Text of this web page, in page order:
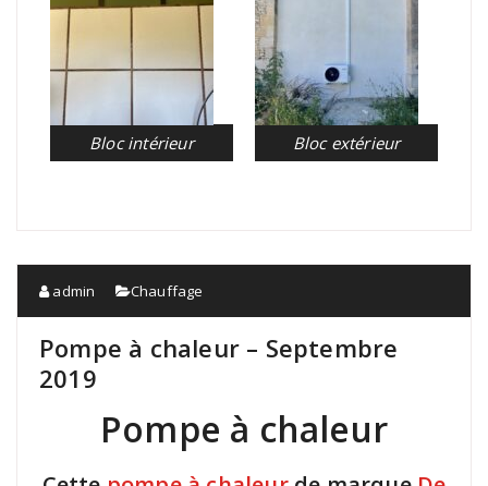
Bloc intérieur Bloc extérieur
admin Chauffage
Pompe à chaleur – Septembre
2019
Pompe à chaleur